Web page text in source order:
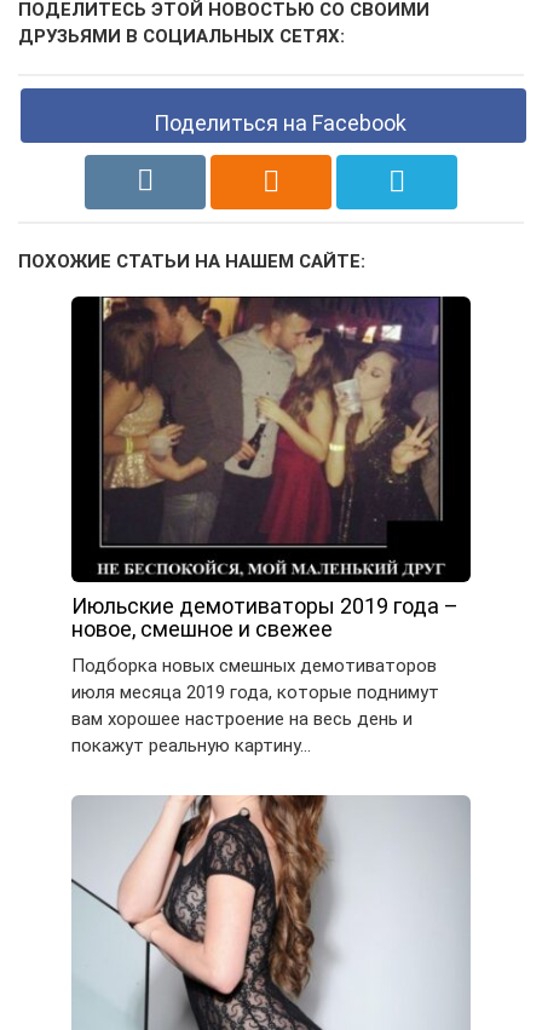
ПОДЕЛИТЕСЬ ЭТОЙ НОВОСТЬЮ СО СВОИМИ
ДРУЗЬЯМИ В СОЦИАЛЬНЫХ СЕТЯХ:
Поделиться на Facebook
ПОХОЖИЕ СТАТЬИ НА НАШЕМ САЙТЕ:
Июльские демотиваторы 2019 года –
новое, смешное и свежее
Подборка новых смешных демотиваторов
июля месяца 2019 года, которые поднимут
вам хорошее настроение на весь день и
покажут реальную картину…